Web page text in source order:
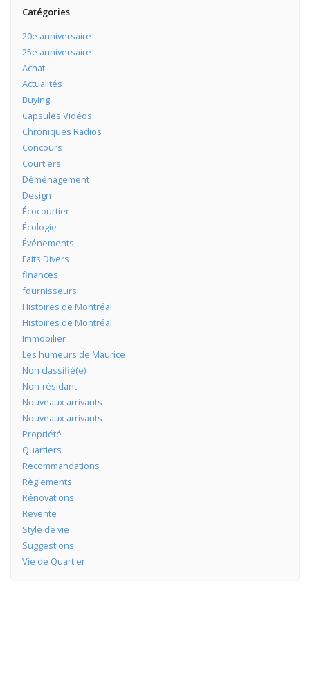
Catégories
20e anniversaire
25e anniversaire
Achat
Actualités
Buying
Capsules Vidéos
Chroniques Radios
Concours
Courtiers
Déménagement
Design
Écocourtier
Écologie
Événements
Faits Divers
finances
fournisseurs
Histoires de Montréal
Histoires de Montréal
Immobilier
Les humeurs de Maurice
Non classifié(e)
Non-résidant
Nouveaux arrivants
Nouveaux arrivants
Propriété
Quartiers
Recommandations
Règlements
Rénovations
Revente
Style de vie
Suggestions
Vie de Quartier